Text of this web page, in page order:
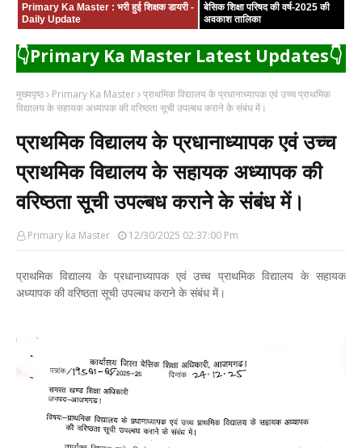
Primary Ka Master : भरी हुई शिक्षक डायरी -
Daily Update
बेसिक शिक्षा परिषद की वर्ष-2025 की
अवकाश तालिका
👇Primary Ka Master Latest Updates👇
मुख्यपृष्ठ Primary Ka Master प्राथमिक विद्यालय के प्रधानाध्यापक एवं उच्च प्राथमिक
विद्यालय के सहायक अध्यापक की वरिष्ठता सूची उपल्बध कराने के संबंध में।
प्राथमिक विद्यालय के प्रधानाध्यापक एवं उच्च
प्राथमिक विद्यालय के सहायक अध्यापक की
वरिष्ठता सूची उपल्बध कराने के संबंध में।
Primary ka Master 12/30/2025 02:37:00 Pm
प्राथमिक विद्यालय के प्रधानाध्यापक एवं उच्च प्राथमिक विद्यालय के सहायक
अध्यापक की वरिष्ठता सूची उपल्बध कराने के संबंध में।